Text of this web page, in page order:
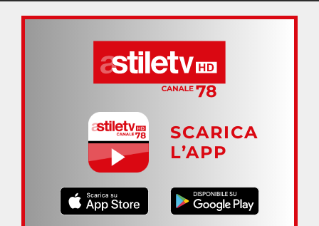
SCARICA
L’APP